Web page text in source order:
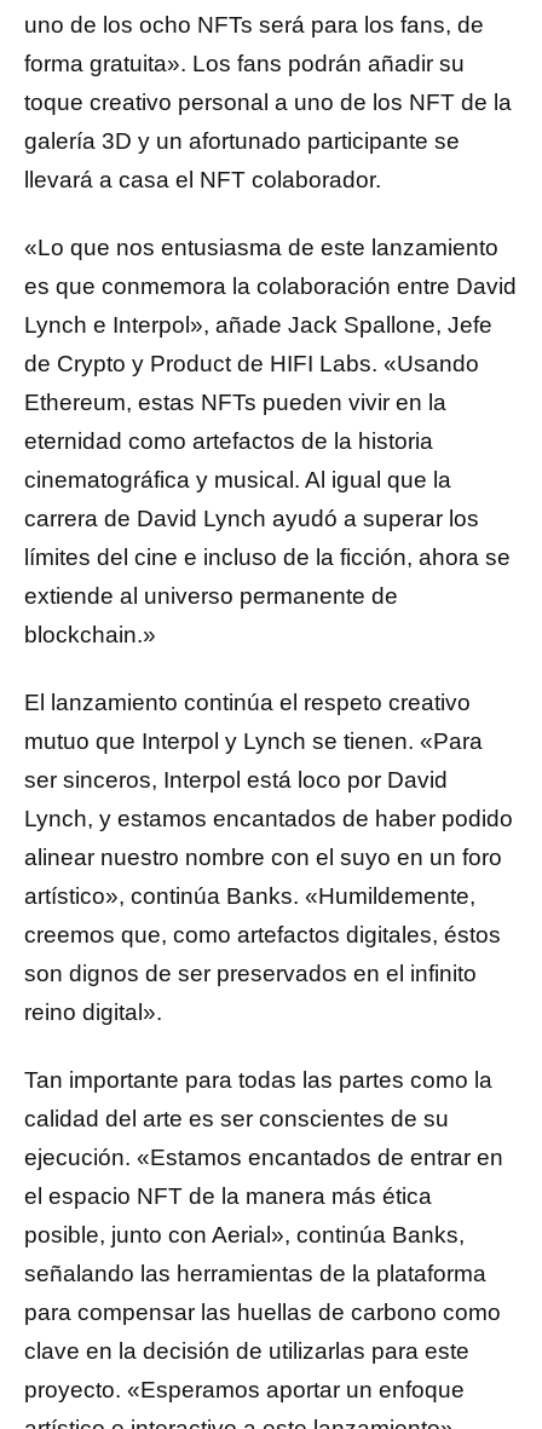
uno de los ocho NFTs será para los fans, de
forma gratuita». Los fans podrán añadir su
toque creativo personal a uno de los NFT de la
galería 3D y un afortunado participante se
llevará a casa el NFT colaborador.
«Lo que nos entusiasma de este lanzamiento
es que conmemora la colaboración entre David
Lynch e Interpol», añade Jack Spallone, Jefe
de Crypto y Product de HIFI Labs. «Usando
Ethereum, estas NFTs pueden vivir en la
eternidad como artefactos de la historia
cinematográfica y musical. Al igual que la
carrera de David Lynch ayudó a superar los
límites del cine e incluso de la ficción, ahora se
extiende al universo permanente de
blockchain.»
El lanzamiento continúa el respeto creativo
mutuo que Interpol y Lynch se tienen. «Para
ser sinceros, Interpol está loco por David
Lynch, y estamos encantados de haber podido
alinear nuestro nombre con el suyo en un foro
artístico», continúa Banks. «Humildemente,
creemos que, como artefactos digitales, éstos
son dignos de ser preservados en el infinito
reino digital».
Tan importante para todas las partes como la
calidad del arte es ser conscientes de su
ejecución. «Estamos encantados de entrar en
el espacio NFT de la manera más ética
posible, junto con Aerial», continúa Banks,
señalando las herramientas de la plataforma
para compensar las huellas de carbono como
clave en la decisión de utilizarlas para este
proyecto. «Esperamos aportar un enfoque